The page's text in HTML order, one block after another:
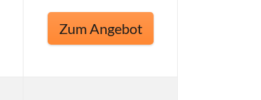
Zum Angebot